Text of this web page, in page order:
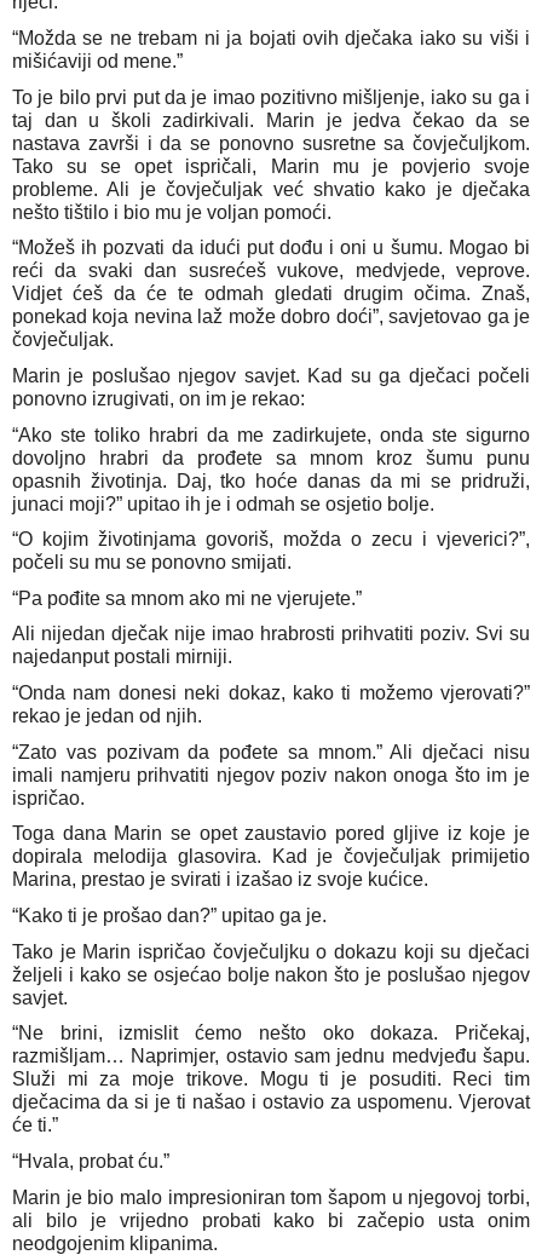
“Možda se ne trebam ni ja bojati ovih dječaka iako su viši i
mišićaviji od mene.”
To je bilo prvi put da je imao pozitivno mišljenje, iako su ga i
taj dan u školi zadirkivali. Marin je jedva čekao da se
nastava završi i da se ponovno susretne sa čovječuljkom.
Tako su se opet ispričali, Marin mu je povjerio svoje
probleme. Ali je čovječuljak već shvatio kako je dječaka
nešto tištilo i bio mu je voljan pomoći.
“Možeš ih pozvati da idući put dođu i oni u šumu. Mogao bi
reći da svaki dan susrećeš vukove, medvjede, veprove.
Vidjet ćeš da će te odmah gledati drugim očima. Znaš,
ponekad koja nevina laž može dobro doći”, savjetovao ga je
čovječuljak.
Marin je poslušao njegov savjet. Kad su ga dječaci počeli
ponovno izrugivati, on im je rekao:
“Ako ste toliko hrabri da me zadirkujete, onda ste sigurno
dovoljno hrabri da prođete sa mnom kroz šumu punu
opasnih životinja. Daj, tko hoće danas da mi se pridruži,
junaci moji?” upitao ih je i odmah se osjetio bolje.
“O kojim životinjama govoriš, možda o zecu i vjeverici?”,
počeli su mu se ponovno smijati.
“Pa pođite sa mnom ako mi ne vjerujete.”
Ali nijedan dječak nije imao hrabrosti prihvatiti poziv. Svi su
najedanput postali mirniji.
“Onda nam donesi neki dokaz, kako ti možemo vjerovati?”
rekao je jedan od njih.
“Zato vas pozivam da pođete sa mnom.” Ali dječaci nisu
imali namjeru prihvatiti njegov poziv nakon onoga što im je
ispričao.
Toga dana Marin se opet zaustavio pored gljive iz koje je
dopirala melodija glasovira. Kad je čovječuljak primijetio
Marina, prestao je svirati i izašao iz svoje kućice.
“Kako ti je prošao dan?” upitao ga je.
Tako je Marin ispričao čovječuljku o dokazu koji su dječaci
željeli i kako se osjećao bolje nakon što je poslušao njegov
savjet.
“Ne brini, izmislit ćemo nešto oko dokaza. Pričekaj,
razmišljam… Naprimjer, ostavio sam jednu medvjeđu šapu.
Služi mi za moje trikove. Mogu ti je posuditi. Reci tim
dječacima da si je ti našao i ostavio za uspomenu. Vjerovat
će ti.”
“Hvala, probat ću.”
Marin je bio malo impresioniran tom šapom u njegovoj torbi,
ali bilo je vrijedno probati kako bi začepio usta onim
neodgojenim klipanima.